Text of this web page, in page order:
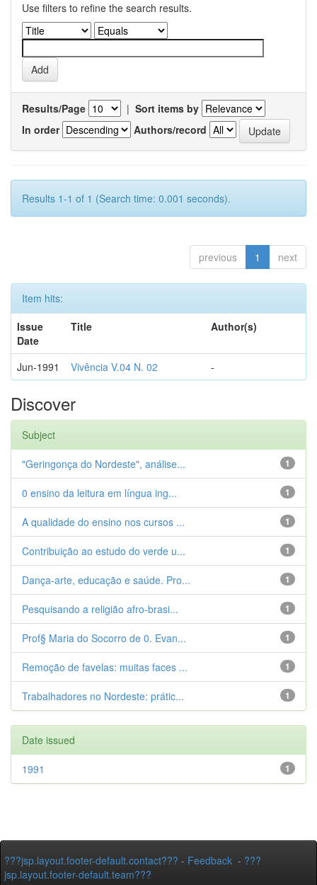
Use filters to refine the search results.
Results/Page | Sort items by
In order
Authors/record
Results 1-1 of 1 (Search time: 0.001 seconds).
previous 1 next
Item hits:
Issue
Date
Title Author(s)
Jun-1991 Vivência V.04 N. 02 -
Discover
Subject
1
"Geringonça do Nordeste", análise...
1
0 ensino da leitura em língua ing...
1
A qualidade do ensino nos cursos ...
1
Contribuição ao estudo do verde u...
1
Dança-arte, educação e saúde. Pro...
1
Pesquisando a religião afro-brasi...
1
Prof§ Maria do Socorro de 0. Evan...
1
Remoção de favelas: muitas faces ...
1
Trabalhadores no Nordeste: prátic...
Date issued
1
1991
???jsp.layout.footer-default.contact??? - Feedback - ???
jsp.layout.footer-default.team???